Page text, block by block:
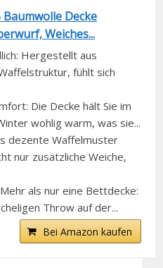
Baumwolle Decke
Weiches...
Hergestellt aus
fühlt sich
Die Decke hält Sie im
wohlig warm, was sie...
dezente Waffelmuster
nur zusätzliche Weiche,
als nur eine Bettdecke:
Throw auf der...
Bei Amazon kaufen